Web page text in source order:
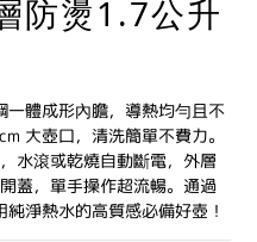
防燙1.7公升
體成形內膽，導熱均勻且不
大壺口，清洗簡單不費力。
水滾或乾燒自動斷電，外層
蓋，單手操作超流暢。通過
淨熱水的高質感必備好壺！